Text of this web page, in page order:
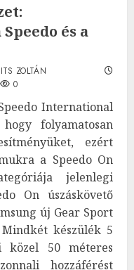
és a
ZOLTÁN
0
International
folyamatosan
ezért
a Speedo On
jelenlegi
On úszáskövető
új Gear Sport
készülék 5
közel 50 méteres
hozzáférést